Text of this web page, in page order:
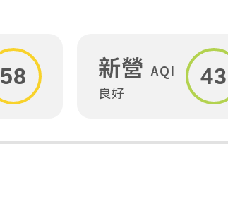
58 新營 AQI
良好
43